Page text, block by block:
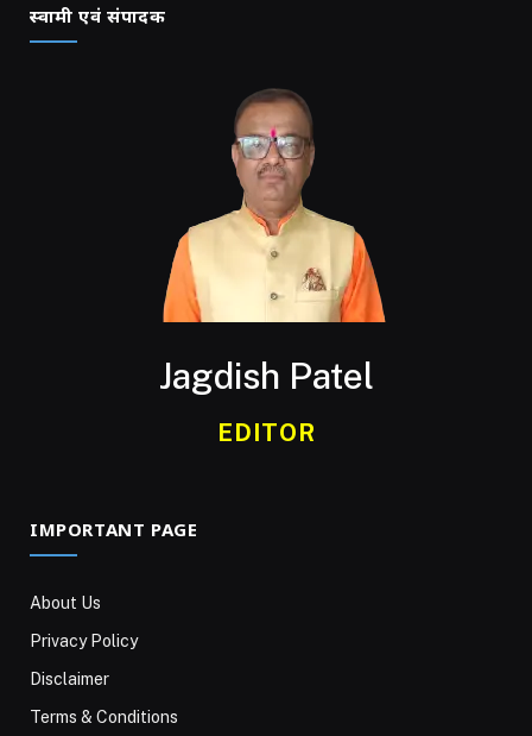
स्वामी एवं संपादक
Jagdish Patel
EDITOR
IMPORTANT PAGE
About Us
Privacy Policy
Disclaimer
Terms & Conditions